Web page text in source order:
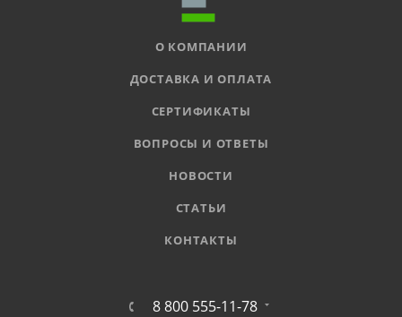
О КОМПАНИИ
ДОСТАВКА И ОПЛАТА
СЕРТИФИКАТЫ
ВОПРОСЫ И ОТВЕТЫ
НОВОСТИ
СТАТЬИ
КОНТАКТЫ
8 800 555-11-78